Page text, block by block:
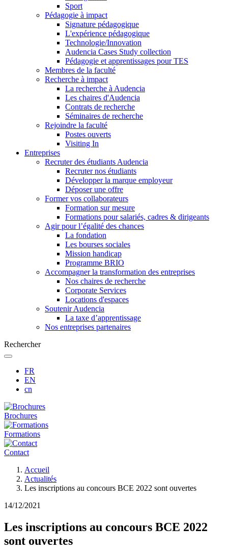
Sport
Pédagogie à impact
Signature pédagogique
L'expérience pédagogique
Technologie/Innovation
Audencia Cases Study collection
Pédagogie et apprentissages pour TES
Membres de la faculté
Recherche à impact
La recherche à Audencia
Les chaires d'Audencia
Contrats de recherche
Séminaires de recherche
Rejoindre la faculté
Postes ouverts
Visiting In
Entreprises
Recruter des étudiants Audencia
Recruter nos étudiants
Développer la marque employeur
Déposer une offre
Former vos collaborateurs
Formation sur mesure
Formations pour salariés, cadres & dirigeants
Agir pour l’égalité des chances
La fondation
Les bourses sociales
Mission handicap
Programme BRIO
Accompagner la transformation des entreprises
Nos chaires de recherche
Corporate Services
Locations d'espaces
Soutenir Audencia
La taxe d’apprentissage
Nos entreprises partenaires
Rechercher
FR
EN
cn
Brochures
Formations
Contact
d'Ariane
Accueil
Actualités
Les inscriptions au concours BCE 2022 sont ouvertes
14/12/2021
Les inscriptions au concours BCE 2022
sont ouvertes